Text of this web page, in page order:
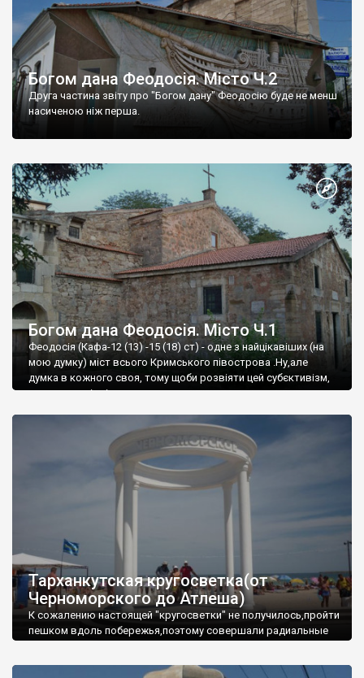
Богом дана Феодосія. Місто Ч.2
Друга частина звіту про "Богом дану" Феодосію буде не менш
насиченою ніж перша.
Богом дана Феодосія. Місто Ч.1
Феодосія (Кафа-12 (13) -15 (18) ст) - одне з найцікавіших (на
мою думку) міст всього Кримського півострова .Ну,але
думка в кожного своя, тому щоби розвіяти цей субєктивізм,
запрошую відвідати це
Тарханкутская кругосветка(от
Черноморского до Атлеша)
К сожалению настоящей "кругосветки" не получилось,пройти
пешком вдоль побережья,поэтому совершали радиальные